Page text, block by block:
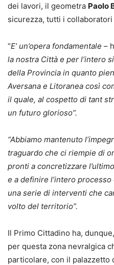
dei lavori, il geometra Paolo
sicurezza, tutti i collaboratori
“E’ un’opera fondamentale –
la nostra Città e per l’intero
della Provincia in quanto
Aversana e Litoranea così
il quale, al cospetto di tant
un futuro glorioso”.
“Abbiamo mantenuto
traguardo che ci riempie di
pronti a concretizzare
e a definire l’intero
una serie di interventi che
volto del territorio”.
Il Primo Cittadino ha,
per questa zona nevralgica
particolare, con il palazzetto